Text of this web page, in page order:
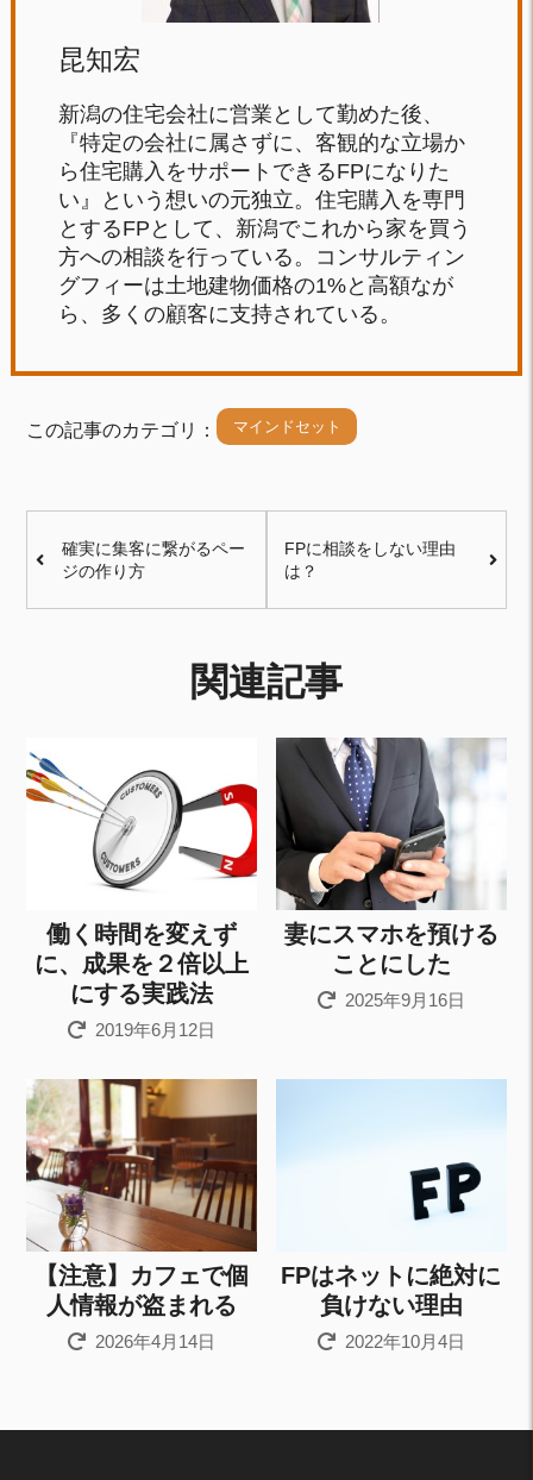
昆知宏
新潟の住宅会社に営業として勤めた後、
『特定の会社に属さずに、客観的な立場か
ら住宅購入をサポートできるFPになりた
い』という想いの元独立。住宅購入を専門
とするFPとして、新潟でこれから家を買う
方への相談を行っている。コンサルティン
グフィーは土地建物価格の1%と高額なが
ら、多くの顧客に支持されている。
この記事のカテゴリ： マインドセット
確実に集客に繋がるペー
ジの作り方
FPに相談をしない理由
は？
関連記事
働く時間を変えず
に、成果を２倍以上
にする実践法
2019年6月12日
妻にスマホを預ける
ことにした
2025年9月16日
【注意】カフェで個
人情報が盗まれる
2026年4月14日
FPはネットに絶対に
負けない理由
2022年10月4日